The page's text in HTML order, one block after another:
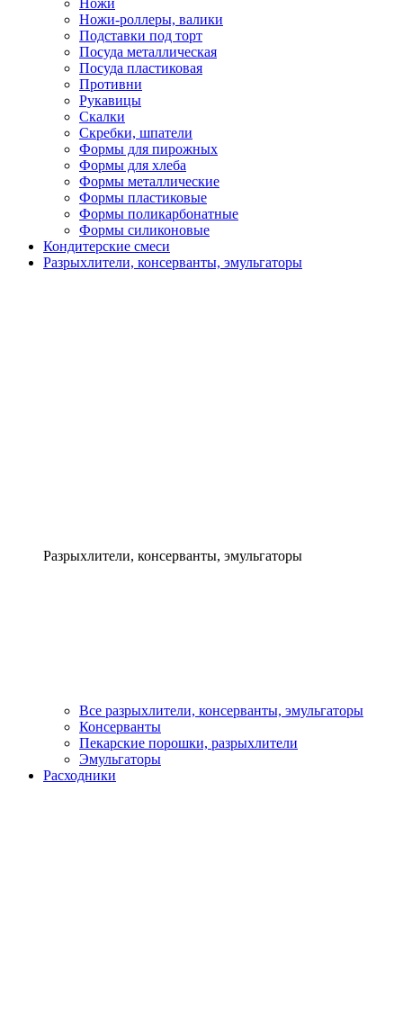
Ножи
Ножи-роллеры, валики
Подставки под торт
Посуда металлическая
Посуда пластиковая
Противни
Рукавицы
Скалки
Скребки, шпатели
Формы для пирожных
Формы для хлеба
Формы металлические
Формы пластиковые
Формы поликарбонатные
Формы силиконовые
Кондитерские смеси
Разрыхлители, консерванты, эмульгаторы
Разрыхлители, консерванты, эмульгаторы
Все разрыхлители, консерванты, эмульгаторы
Консерванты
Пекарские порошки, разрыхлители
Эмульгаторы
Расходники